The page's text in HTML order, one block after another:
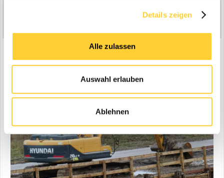
Details zeigen
Alle zulassen
Auswahl erlauben
Ablehnen
Hyundai Robex 210 LC -9 bei einem Aushub in Essen.